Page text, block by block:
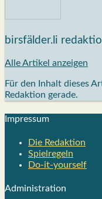
birsfälder.li
Alle Artikel anzeigen
Für den Inhalt dieses
Redaktion gerade.
Impres­sum
Die Redak­ti­on
Spiel­re­geln
Do-it-your­s­elf
Admi­nis­tra­ti­on